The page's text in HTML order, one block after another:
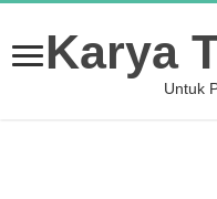
Karya
Untuk